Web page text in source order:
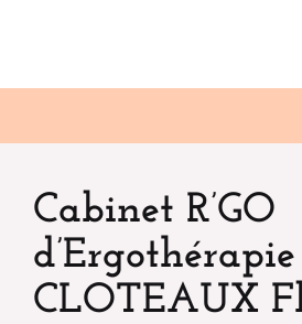
Cabinet R’GO
d’Ergothérapie
CLOTEAUX